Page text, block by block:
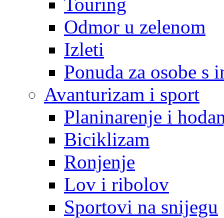
Odmor u zelenom
Izleti
Ponuda za osobe s
Avanturizam i sport
Planinarenje i
Biciklizam
Ronjenje
Lov i ribolov
Sportovi na snijegu